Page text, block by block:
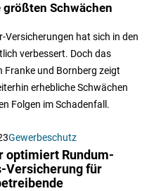
Schwächen
Versicherungen hat sich in den
verbessert. Doch das
Franke und Bornberg zeigt
erhebliche Schwächen
Folgen im Schadenfall.
Gewerbeschutz
optimiert Rundum-
Versicherung für